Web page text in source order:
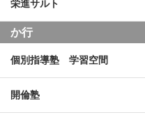
栄進サルト
か行
個別指導塾 学習空間
開倫塾